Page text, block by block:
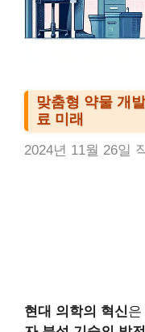
맞춤형 약물 개
료 미래
2024년 11월 26일
현대 의학의 혁신은